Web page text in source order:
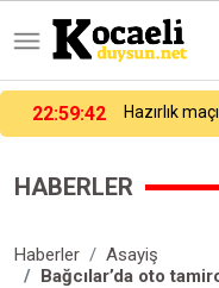
23:00:17 Galatasaray,
HABERLER
Haberler
Asayiş
Bağcılar’da oto